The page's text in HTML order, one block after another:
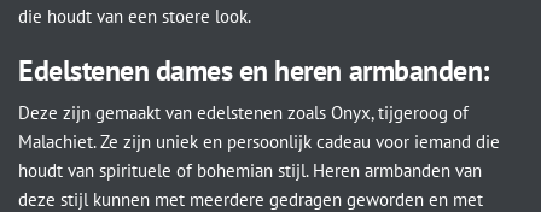
die houdt van een stoere look.
Edelstenen dames en heren armbanden:
Deze zijn gemaakt van edelstenen zoals Onyx, tijgeroog of
Malachiet. Ze zijn uniek en persoonlijk cadeau voor iemand die
houdt van spirituele of bohemian stijl. Heren armbanden van
deze stijl kunnen met meerdere gedragen geworden en met